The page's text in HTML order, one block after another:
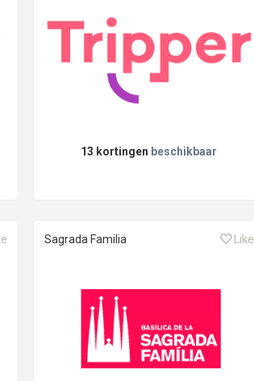
13 kortingen beschikbaar
Sagrada Familia Like